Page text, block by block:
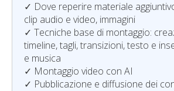
✓ Dove reperire materiale
clip audio e video, immagini
✓ Tecniche base di montaggio:
timeline, tagli, transizioni, testo e
e musica
✓ Montaggio video con AI
✓ Pubblicazione e diffusione dei